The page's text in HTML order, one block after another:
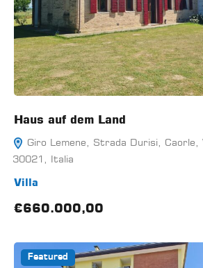
Haus auf dem Land
Giro Lemene, Strada Durisi, Caorle,
30021, Italia
Villa
€660.000,00
Featured